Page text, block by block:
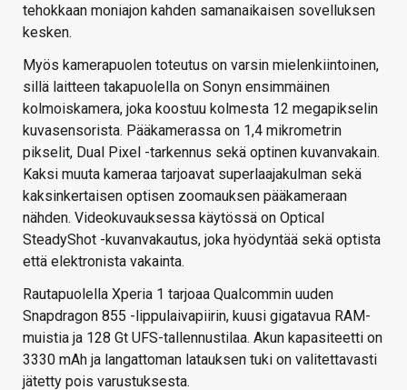
tehokkaan moniajon kahden samanaikaisen sovelluksen
kesken.
Myös kamerapuolen toteutus on varsin mielenkiintoinen,
sillä laitteen takapuolella on Sonyn ensimmäinen
kolmoiskamera, joka koostuu kolmesta 12 megapikselin
kuvasensorista. Pääkamerassa on 1,4 mikrometrin
pikselit, Dual Pixel -tarkennus sekä optinen kuvanvakain.
Kaksi muuta kameraa tarjoavat superlaajakulman sekä
kaksinkertaisen optisen zoomauksen pääkameraan
nähden. Videokuvauksessa käytössä on Optical
SteadyShot -kuvanvakautus, joka hyödyntää sekä optista
että elektronista vakainta.
Rautapuolella Xperia 1 tarjoaa Qualcommin uuden
Snapdragon 855 -lippulaivapiirin, kuusi gigatavua RAM-
muistia ja 128 Gt UFS-tallennustilaa. Akun kapasiteetti on
3330 mAh ja langattoman latauksen tuki on valitettavasti
jätetty pois varustuksesta.